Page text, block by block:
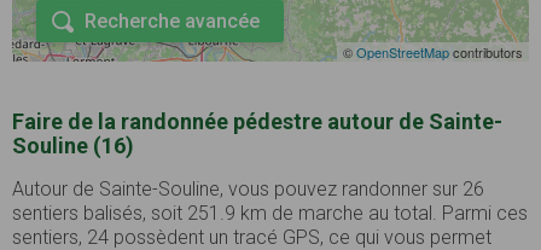
©OpenStreetMapcontributors
Recherche avancée
Faire de la randonnée pédestre autour de Sainte-
Souline (16)
Autour de Sainte-Souline, vous pouvez randonner sur 26
sentiers balisés, soit 251.9 km de marche au total. Parmi ces
sentiers, 24 possèdent un tracé GPS, ce qui vous permet